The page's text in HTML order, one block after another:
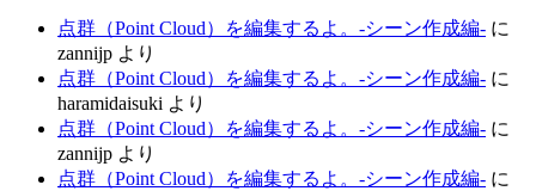
点群（Point Cloud）を編集するよ。-シーン作成編- に
zannijp より
点群（Point Cloud）を編集するよ。-シーン作成編- に
haramidaisuki より
点群（Point Cloud）を編集するよ。-シーン作成編- に
zannijp より
点群（Point Cloud）を編集するよ。-シーン作成編- に